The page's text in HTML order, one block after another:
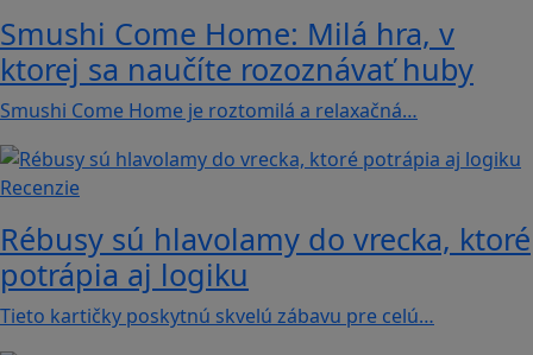
Smushi Come Home: Milá hra, v
ktorej sa naučíte rozoznávať huby
Smushi Come Home je roztomilá a relaxačná…
Recenzie
Rébusy sú hlavolamy do vrecka, ktoré
potrápia aj logiku
Tieto kartičky poskytnú skvelú zábavu pre celú…